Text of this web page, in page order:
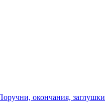
окончания, заглушки